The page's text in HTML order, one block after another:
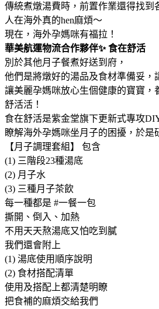
傳統煮燉湯費時，前置作業還得找到
人在海外真的hen麻煩～
現在，海外孕媽咪有福拉！
華美航運物流合作夥伴✨ 食在舒活
別於其他月子餐煮好送到府，
他們是將燉好的湯品及食材準備妥，
讓美麗孕媽咪放心生個健康的寶寶，
舒活活！
食在舒活是紫金堂旗下更新式專攻
瞭解海外孕媽咪坐月子的困擾，於是
【月子調理套組】 包含
(1) 三階段23種湯底
(2) 月子水
(3) 三種月子茶飲
每一種都是 #一餐一包
撕開、倒入、加熱
不用天天熬湯底又怕吃到膩
我們還會附上
(1) 湯底使用順序說明
(2) 食材搭配清單
使用及搭配上都清楚明瞭
把食補的麻煩交給我們